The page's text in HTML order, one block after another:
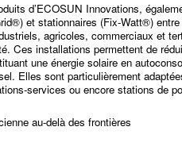
d’ECOSUN Innovations,
et stationnaires (Fix-Watt®)
agricoles, commerciaux et
Ces installations permettent de
une énergie solaire en
Elles sont particulièrement
services ou encore stations de
au-delà des frontières